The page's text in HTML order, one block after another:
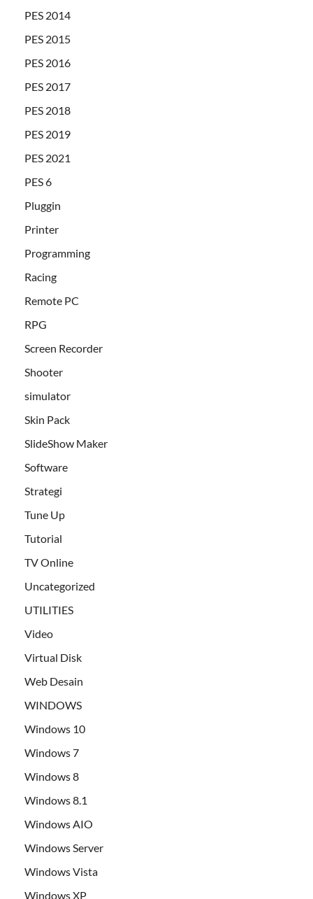
PES 2014
PES 2015
PES 2016
PES 2017
PES 2018
PES 2019
PES 2021
PES 6
Pluggin
Printer
Programming
Racing
Remote PC
RPG
Screen Recorder
Shooter
simulator
Skin Pack
SlideShow Maker
Software
Strategi
Tune Up
Tutorial
TV Online
Uncategorized
UTILITIES
Video
Virtual Disk
Web Desain
WINDOWS
Windows 10
Windows 7
Windows 8
Windows 8.1
Windows AIO
Windows Server
Windows Vista
Windows XP